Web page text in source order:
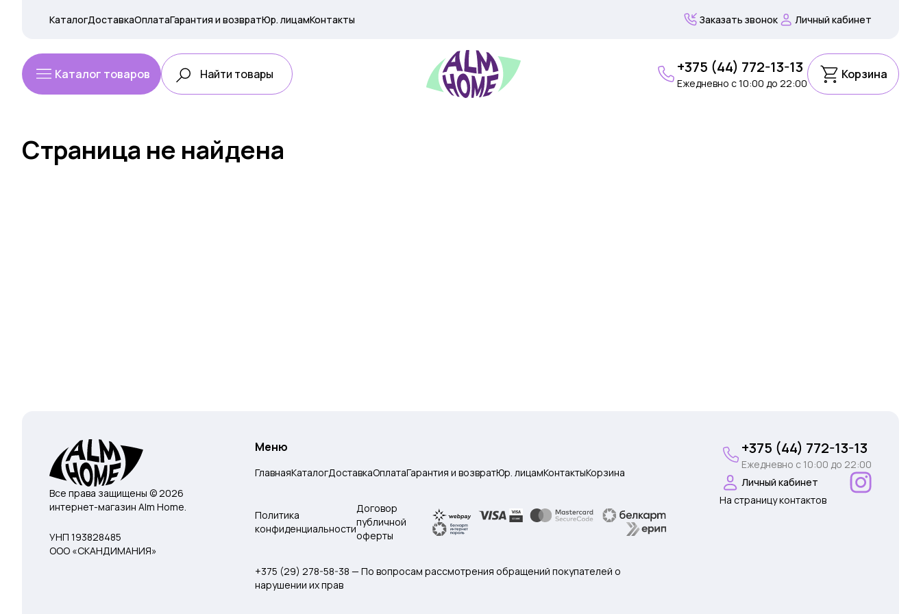
КаталогДоставкаОплатаГарантия и возвратЮр. лицамКонтакты Заказать звонок Личный кабинет
Каталог товаров +375 (44) 772-13-13
Ежедневно c 10:00 до 22:00
Корзина
Страница не найдена
Все права защищены © 2026
интернет-магазин Alm Home.
УНП 193828485
ООО «СКАНДИМАНИЯ»
Меню
ГлавнаяКаталогДоставкаОплатаГарантия и возвратЮр. лицамКонтактыКорзина
Политика
конфиденциальности
Договор
публичной
оферты
+375 (29) 278-58-38 — По вопросам рассмотрения обращений покупателей о
нарушении их прав
+375 (44) 772-13-13
Ежедневно c 10:00 до 22:00
Личный кабинет
На страницу контактов